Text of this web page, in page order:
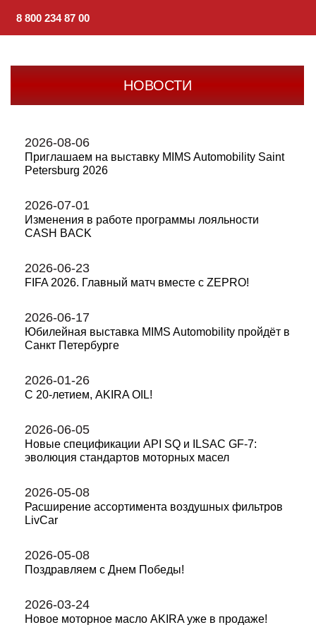
8 800 234 87 00
НОВОСТИ
2026-08-06
Приглашаем на выставку MIMS Automobility Saint
Petersburg 2026
2026-07-01
Изменения в работе программы лояльности
CASH BACK
2026-06-23
FIFA 2026. Главный матч вместе с ZEPRO!
2026-06-17
Юбилейная выставка MIMS Automobility пройдёт в
Санкт Петербурге
2026-01-26
С 20-летием, AKIRA OIL!
2026-06-05
Новые спецификации API SQ и ILSAC GF‑7:
эволюция стандартов моторных масел
2026-05-08
Расширение ассортимента воздушных фильтров
LivCar
2026-05-08
Поздравляем с Днем Победы!
2026-03-24
Новое моторное масло AKIRA уже в продаже!